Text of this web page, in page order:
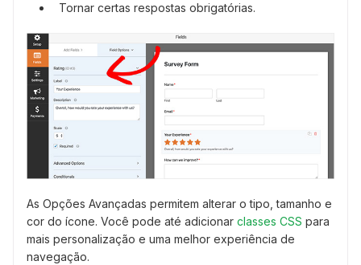
Tornar certas respostas obrigatórias.
As Opções Avançadas permitem alterar o tipo, tamanho e
cor do ícone. Você pode até adicionar classes CSS para
mais personalização e uma melhor experiência de
navegação.